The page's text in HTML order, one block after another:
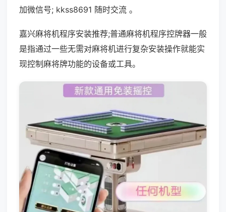
加微信号; kkss8691 随时交流 。
嘉兴麻将机程序安装推荐;普通麻将机程序控牌器一般
是指通过一些无需对麻将机进行复杂安装操作就能实
现控制麻将牌功能的设备或工具。